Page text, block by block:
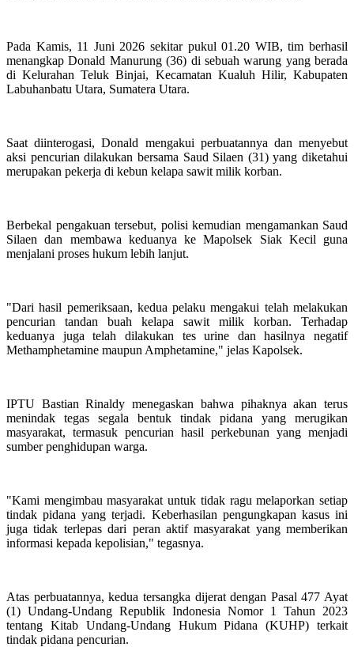
Pada Kamis, 11 Juni 2026 sekitar pukul 01.20 WIB, tim berhasil
menangkap Donald Manurung (36) di sebuah warung yang berada
di Kelurahan Teluk Binjai, Kecamatan Kualuh Hilir, Kabupaten
Labuhanbatu Utara, Sumatera Utara.
Saat diinterogasi, Donald mengakui perbuatannya dan menyebut
aksi pencurian dilakukan bersama Saud Silaen (31) yang diketahui
merupakan pekerja di kebun kelapa sawit milik korban.
Berbekal pengakuan tersebut, polisi kemudian mengamankan Saud
Silaen dan membawa keduanya ke Mapolsek Siak Kecil guna
menjalani proses hukum lebih lanjut.
"Dari hasil pemeriksaan, kedua pelaku mengakui telah melakukan
pencurian tandan buah kelapa sawit milik korban. Terhadap
keduanya juga telah dilakukan tes urine dan hasilnya negatif
Methamphetamine maupun Amphetamine," jelas Kapolsek.
IPTU Bastian Rinaldy menegaskan bahwa pihaknya akan terus
menindak tegas segala bentuk tindak pidana yang merugikan
masyarakat, termasuk pencurian hasil perkebunan yang menjadi
sumber penghidupan warga.
"Kami mengimbau masyarakat untuk tidak ragu melaporkan setiap
tindak pidana yang terjadi. Keberhasilan pengungkapan kasus ini
juga tidak terlepas dari peran aktif masyarakat yang memberikan
informasi kepada kepolisian," tegasnya.
Atas perbuatannya, kedua tersangka dijerat dengan Pasal 477 Ayat
(1) Undang-Undang Republik Indonesia Nomor 1 Tahun 2023
tentang Kitab Undang-Undang Hukum Pidana (KUHP) terkait
tindak pidana pencurian.